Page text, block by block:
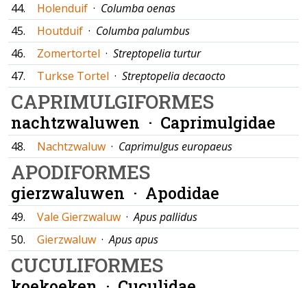
44. Holenduif · Columba oenas
45.
Houtduif · Columba palumbus
46.
Zomertortel · Streptopelia turtur
47.
Turkse Tortel · Streptopelia decaocto
CAPRIMULGIFORMES
nachtzwaluwen · Caprimulgidae
48. Nachtzwaluw · Caprimulgus europaeus
APODIFORMES
gierzwaluwen · Apodidae
49. Vale Gierzwaluw ·Apus pallidus
50.
Gierzwaluw ·Apus apus
CUCULIFORMES